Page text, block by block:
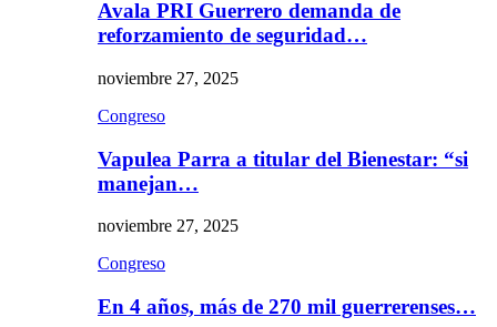
Avala PRI Guerrero demanda de
reforzamiento de seguridad…
noviembre 27, 2025
Congreso
Vapulea Parra a titular del Bienestar: “si
manejan…
noviembre 27, 2025
Congreso
En 4 años, más de 270 mil guerrerenses…